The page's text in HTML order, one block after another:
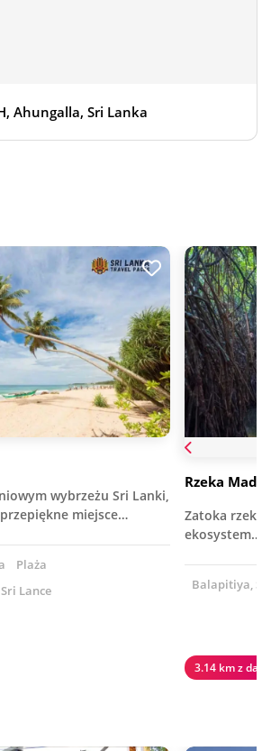
Ahungalla, Sri Lanka
wybrzeżu Sri Lanki,
miejsce…
Plaża
Lance
Rzeka Madu
Zatoka rzeki
ekosystem…
Balapitiya,
3.14 km z dala